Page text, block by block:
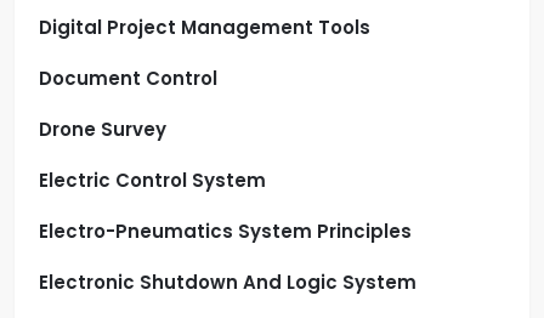
Digital Project Management Tools
Document Control
Drone Survey
Electric Control System
Electro-Pneumatics System Principles
Electronic Shutdown And Logic System